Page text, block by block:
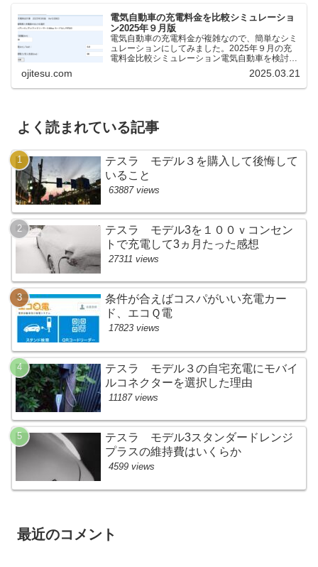
電気自動車の充電料金を比較シミュレーショ
ン2025年９月版
電気自動車の充電料金が複雑なので、簡単なシミ
ュレーションにしてみました。2025年９月の充
電料金比較シミュレーション電気自動車を検討し
ているけれど、どの充電器が料金が安いのか、時
間がどれくらいかかるのかを比較したいが、よく
わからないと思いま...
ojitesu.com 2025.03.21
よく読まれている記事
テスラ モデル３を購入して後悔して
いること
63887 views
テスラ モデル3を１００ｖコンセン
トで充電して3ヵ月たった感想
27311 views
条件が合えばコスパがいい充電カー
ド、エコＱ電
17823 views
テスラ モデル３の自宅充電にモバイ
ルコネクターを選択した理由
11187 views
テスラ モデル3スタンダードレンジ
プラスの維持費はいくらか
4599 views
最近のコメント